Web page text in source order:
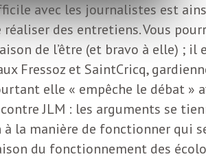
avec les journalistes est
des entretiens. Vous
de l’être (et bravo à elle) ; il
Fressoz et SaintCricq,
elle « empêche le débat »
JLM : les arguments se
la manière de fonctionner qui
du fonctionnement des